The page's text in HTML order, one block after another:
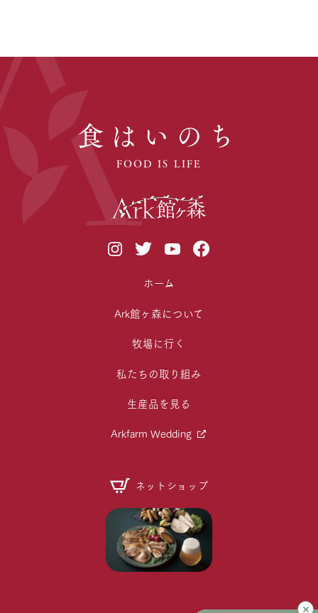
食はいのち
FOOD IS LIFE
ホーム
Ark館ヶ森について
牧場に行く
私たちの取り組み
生産品を見る
Arkfarm Wedding
ネットショップ